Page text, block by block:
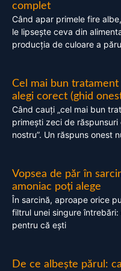
complet
Când apar primele fire
le lipsește ceva din
producția de culoare a
Cel mai bun
alegi corect (ghid
Când cauți „cel mai bun
primești zeci de
nostru”. Un răspuns onest
Vopsea de păr în
amoniac poți alege
În sarcină, aproape orice
filtrul unei singure
pentru că ești
De ce albește părul: